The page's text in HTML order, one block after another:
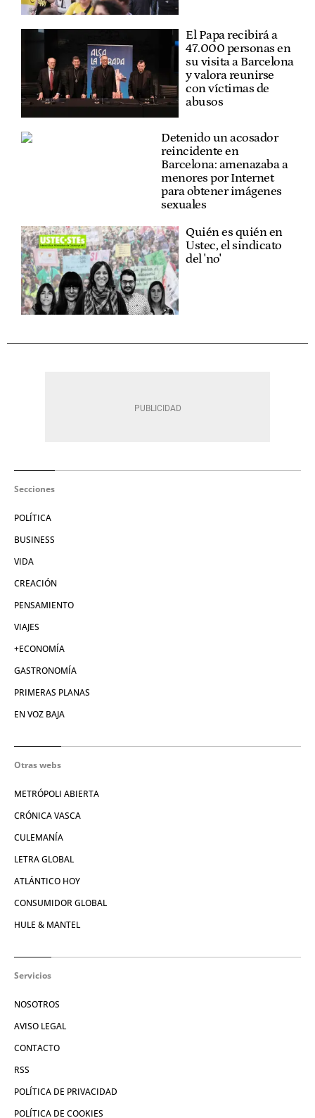
El Papa recibirá a
47.000 personas en
su visita a Barcelona
y valora reunirse
con víctimas de
abusos
Detenido un acosador
reincidente en
Barcelona: amenazaba a
menores por Internet
para obtener imágenes
sexuales
Quién es quién en
Ustec, el sindicato
del 'no'
Secciones
POLÍTICA
BUSINESS
VIDA
CREACIÓN
PENSAMIENTO
VIAJES
+ECONOMÍA
GASTRONOMÍA
PRIMERAS PLANAS
EN VOZ BAJA
Otras webs
METRÓPOLI ABIERTA
CRÓNICA VASCA
CULEMANÍA
LETRA GLOBAL
ATLÁNTICO HOY
CONSUMIDOR GLOBAL
HULE & MANTEL
Servicios
NOSOTROS
AVISO LEGAL
CONTACTO
RSS
POLÍTICA DE PRIVACIDAD
POLÍTICA DE COOKIES